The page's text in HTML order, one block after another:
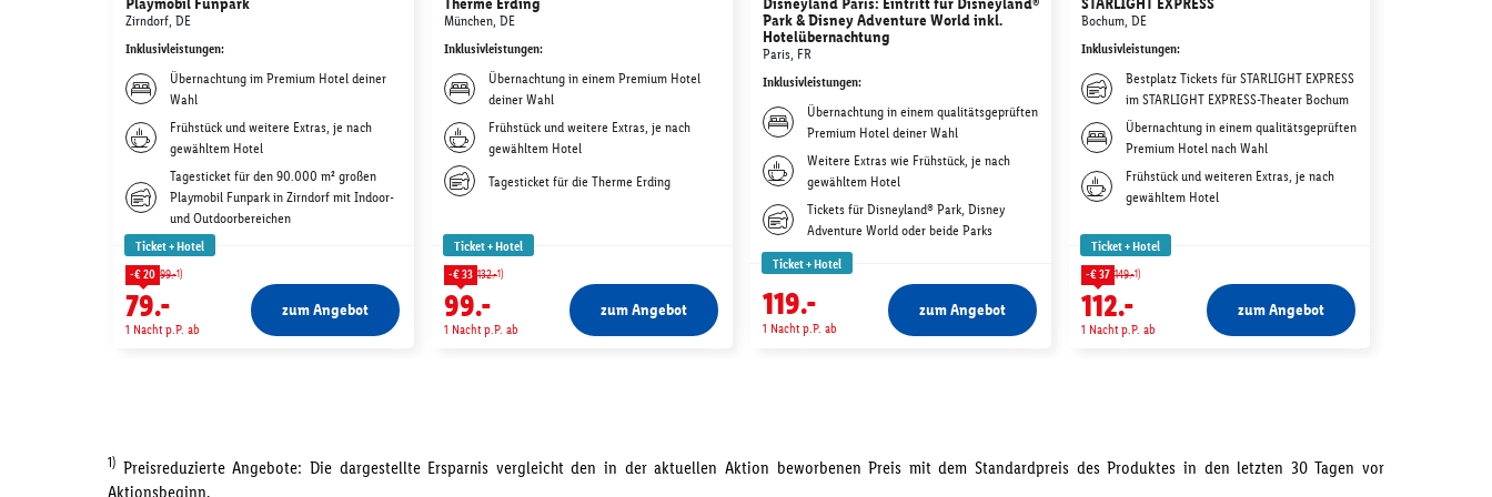
Zirndorf, DE
Inklusivleistungen:
Übernachtung im Premium Hotel deiner
Wahl
Frühstück und weitere Extras, je nach
gewähltem Hotel
Tagesticket für den 90.000 m² großen
Playmobil Funpark in Zirndorf mit Indoor-
und Outdoorbereichen
Ticket + Hotel
-€ 20 99.-1)
79.-
1 Nacht p.P. ab
zum Angebot
München, DE
Inklusivleistungen:
Übernachtung in einem Premium Hotel
deiner Wahl
Frühstück und weitere Extras, je nach
gewähltem Hotel
Tagesticket für die Therme Erding
Ticket + Hotel
-€ 33 132.-1)
99.-
1 Nacht p.P. ab
zum Angebot
Park & Disney Adventure World inkl.
Hotelübernachtung
Paris, FR
Inklusivleistungen:
Übernachtung in einem qualitätsgeprüften
Premium Hotel deiner Wahl
Weitere Extras wie Frühstück, je nach
gewähltem Hotel
Tickets für Disneyland® Park, Disney
Adventure World oder beide Parks
Ticket + Hotel
119.-
1 Nacht p.P. ab
zum Angebot
Bochum, DE
Inklusivleistungen:
Bestplatz Tickets für STARLIGHT EXPRESS
im STARLIGHT EXPRESS-Theater Bochum
Übernachtung in einem qualitätsgeprüften
Premium Hotel nach Wahl
Frühstück und weiteren Extras, je nach
gewähltem Hotel
Ticket + Hotel
-€ 37 149.-1)
112.-
1 Nacht p.P. ab
zum Angebot
1) Preisreduzierte Angebote: Die dargestellte Ersparnis vergleicht den in der aktuellen Aktion beworbenen Preis mit dem Standardpreis des Produktes in den letzten 30 Tagen vor
Aktionsbeginn.